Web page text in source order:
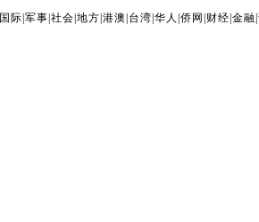
国际 |军事 |社会 |地方 |港澳 台湾 |华人 |侨网 财经 |金融 |